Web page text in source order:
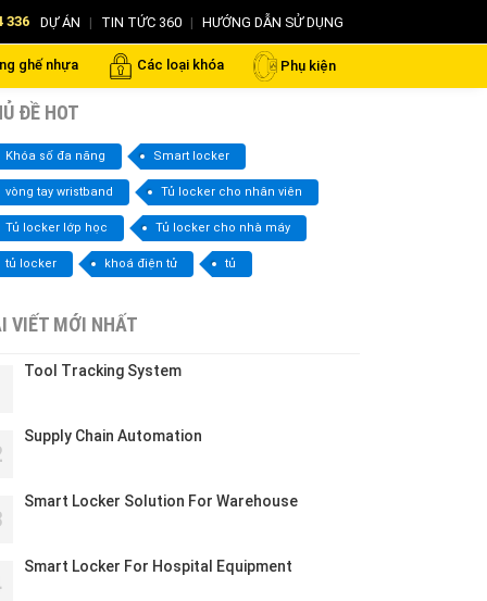
336 DỰ ÁN | TIN TỨC 360 | HƯỚNG DẪN SỬ DỤNG
ghế nhựa Các loại khóa Phụ kiện
ĐỀ HOT
Khóa số đa năng Smart locker
vòng tay wristband Tủ locker cho nhân viên
Tủ locker lớp học Tủ locker cho nhà máy
tủ locker khoá điện tử tủ
VIẾT MỚI NHẤT
Tool Tracking System
Supply Chain Automation
Smart Locker Solution For Warehouse
Smart Locker For Hospital Equipment